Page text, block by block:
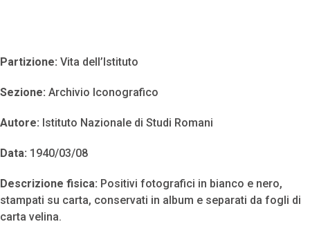
Partizione: Vita dell’Istituto
Sezione: Archivio Iconografico
Autore: Istituto Nazionale di Studi Romani
Data: 1940/03/08
Descrizione fisica: Positivi fotografici in bianco e nero,
stampati su carta, conservati in album e separati da fogli di
carta velina.